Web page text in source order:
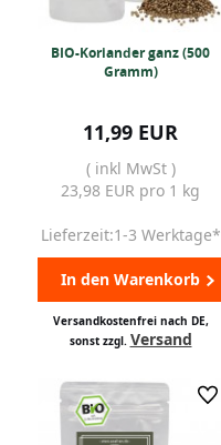
BIO-Koriander ganz (500
Gramm)
11,99 EUR
( inkl MwSt )
23,98 EUR pro 1 kg
Lieferzeit:1-3 Werktage*
In den Warenkorb
Versandkostenfrei nach DE,
sonst zzgl. Versand